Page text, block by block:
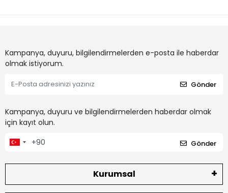
Kampanya, duyuru, bilgilendirmelerden e-posta ile haberdar
olmak istiyorum.
Gönder
Kampanya, duyuru ve bilgilendirmelerden haberdar olmak
için kayıt olun.
Gönder
Kurumsal